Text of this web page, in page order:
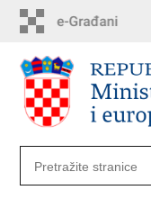
sadržaj